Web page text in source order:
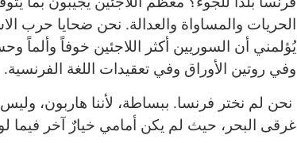
الحريات والمساواة والعدالة. نحن ضحايا حرب
يُؤلمني أن السوريين أكثر اللاجئين خوفاً وألماً
وفي روتين الأوراق وفي تعقيدات اللغة الفرنسية.
نحن لم نختر فرنسا. ببساطة، لأننا هاربون، وليس
غرقى البحر، حيث لم يكن أمامي خيارٌ آخر فيما